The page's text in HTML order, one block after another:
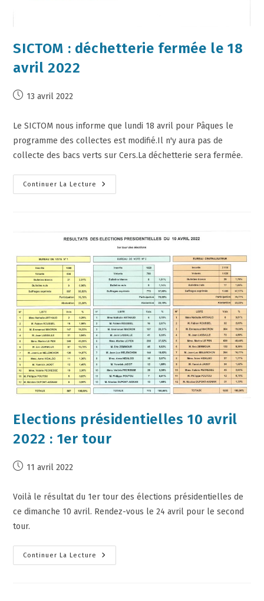
SICTOM : déchetterie fermée le 18
avril 2022
13 avril 2022
Le SICTOM nous informe que lundi 18 avril pour Pâques le
programme des collectes est modifié.Il n'y aura pas de
collecte des bacs verts sur Cers.La déchetterie sera fermée.
Continuer La Lecture
Elections présidentielles 10 avril
2022 : 1er tour
11 avril 2022
Voilà le résultat du 1er tour des élections présidentielles de
ce dimanche 10 avril. Rendez-vous le 24 avril pour le second
tour.
Continuer La Lecture